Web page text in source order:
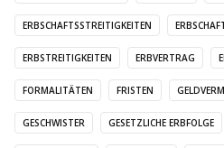
ERBSCHAFTSSTREITIGKEITEN
ERBSTREITIGKEITEN ERBVERTRAG
FORMALITÄTEN FRISTEN
GESCHWISTER GESETZLICHE ERBFOLGE